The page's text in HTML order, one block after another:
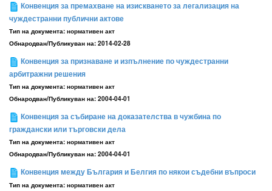
Конвенция за премахване на изискването за легализация на
чуждестранни публични актове
Тип на документа: нормативен акт
Обнародван/Публикуван на: 2014-02-28
Конвенция за признаване и изпълнение по чуждестранни
арбитражни решения
Тип на документа: нормативен акт
Обнародван/Публикуван на: 2004-04-01
Конвенция за събиране на доказателства в чужбина по
граждански или търговски дела
Тип на документа: нормативен акт
Обнародван/Публикуван на: 2004-04-01
Конвенция между България и Белгия по някои съдебни въпроси
Тип на документа: нормативен акт